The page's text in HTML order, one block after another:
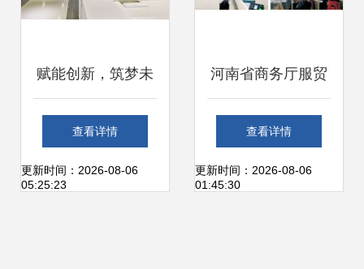
赋能创新，筑梦未
来 成都7500平软
件公司办公室装
查看详情
更新时间：2026-08-06
05:25:23
河南省商务厅服贸
处领导莅临云和数
据指导工作，共话
查看详情
更新时间：2026-08-06
01:45:30